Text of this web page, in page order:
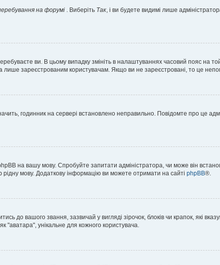
на форумі . Виберіть Так, і ви будете видимі лише
ви. В цьому випадку змініть в налаштуваннях часовий пояс на
лише зареєстрованим користувачам. Якщо ви не зареєстровані, то це
годинник на сервері встановлено неправильно. Повідомте про це
на вашу мову. Спробуйте запитати адміністратора, чи може він
мову. Додаткову інформацію ви можете отримати на сайті phpBB®.
до вашого звання, зазвичай у вигляді зірочок, блоків чи крапок, які
унікальне для кожного користувача.